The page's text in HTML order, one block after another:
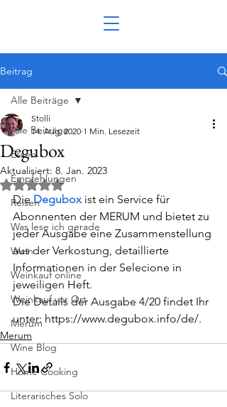
Beitrag
Alle Beiträge
Essen
Empfehlungen
Reisen
Was lese ich gerade
Wein
Weinkauf online
Weinkauf vor Ort
Merum
Wine Blog
Home Cooking
Literarisches Solo
Alle Beiträge
Degubox
Stolli
14. Aug. 2020 1 Min. Lesezeit
Aktualisiert: 8. Jan. 2023
Mit NaN von 5 Sternen bewertet.
Die Degubox ist ein Service für
Abonnenten der MERUM und bietet zu
jeder Ausgabe eine Zusammenstellung
aus der Verkostung, detaillierte
Informationen in der Selecione in
jeweiligen Heft.
Die Details der Ausgabe 4/20 findet Ihr
unter: https://www.degubox.info/de/.
Merum